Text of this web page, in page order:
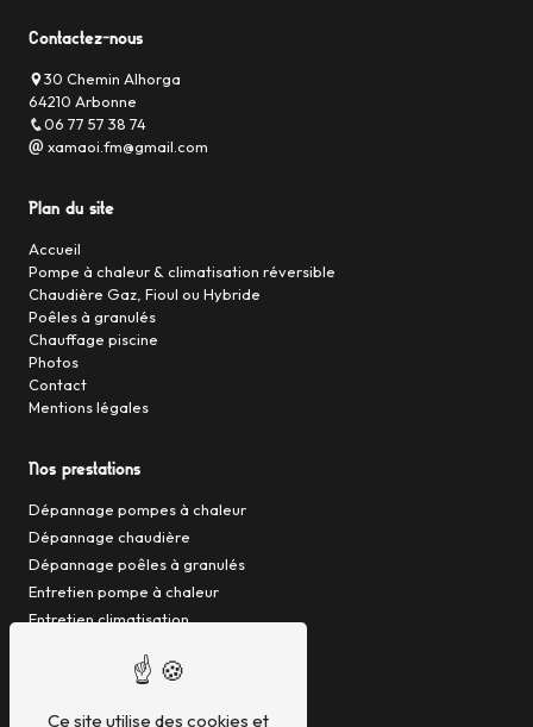
Contactez-nous
30 Chemin Alhorga
64210 Arbonne
06 77 57 38 74
xamaoi.fm@gmail.com
Plan du site
Accueil
Pompe à chaleur & climatisation réversible
Chaudière Gaz, Fioul ou Hybride
Poêles à granulés
Chauffage piscine
Photos
Contact
Mentions légales
Nos prestations
Dépannage pompes à chaleur
Dépannage chaudière
Dépannage poêles à granulés
Entretien pompe à chaleur
Entretien climatisation
Entretien chaudière fioul
Ce site utilise des cookies et